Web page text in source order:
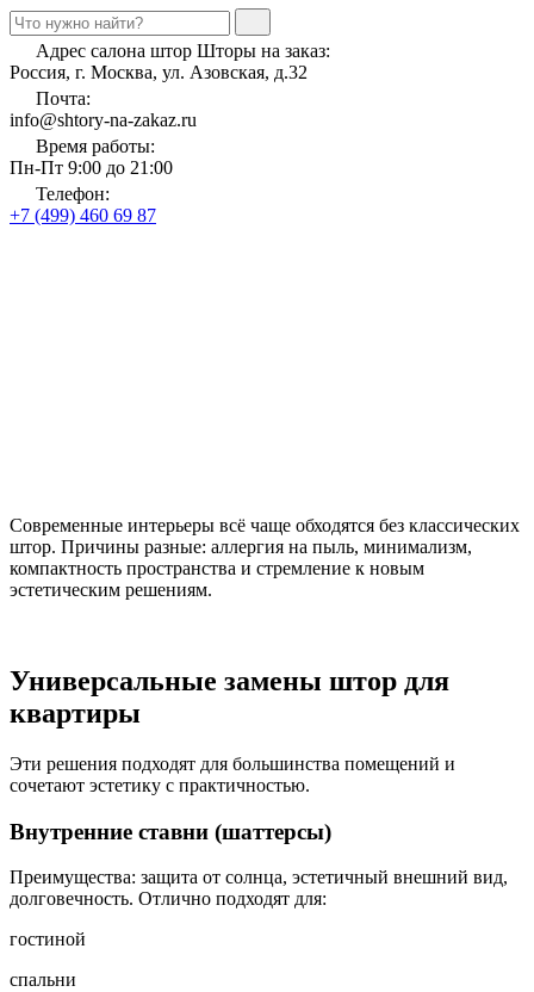
Адрес салона штор Шторы на заказ:
Россия, г. Москва, ул. Азовская, д.32
Почта:
info@shtory-na-zakaz.ru
Время работы:
Пн-Пт 9:00 до 21:00
Телефон:
+7 (499) 460 69 87
Современные интерьеры всё чаще обходятся без классических
штор. Причины разные: аллергия на пыль, минимализм,
компактность пространства и стремление к новым
эстетическим решениям.
Универсальные замены штор для
квартиры
Эти решения подходят для большинства помещений и
сочетают эстетику с практичностью.
Внутренние ставни (шаттерсы)
Преимущества: защита от солнца, эстетичный внешний вид,
долговечность. Отлично подходят для:
гостиной
спальни